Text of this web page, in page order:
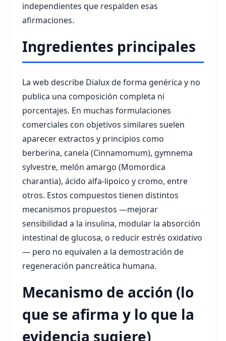
independientes que respalden esas
afirmaciones.
Ingredientes principales
La web describe Dialux de forma genérica y no
publica una composición completa ni
porcentajes. En muchas formulaciones
comerciales con objetivos similares suelen
aparecer extractos y principios como
berberina, canela (Cinnamomum), gymnema
sylvestre, melón amargo (Momordica
charantia), ácido alfa-lipoico y cromo, entre
otros. Estos compuestos tienen distintos
mecanismos propuestos —mejorar
sensibilidad a la insulina, modular la absorción
intestinal de glucosa, o reducir estrés oxidativo
— pero no equivalen a la demostración de
regeneración pancreática humana.
Mecanismo de acción (lo
que se afirma y lo que la
evidencia sugiere)